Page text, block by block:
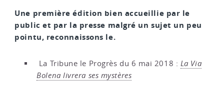
Une première édition bien accueillie par le
public et par la presse malgré un sujet un peu
pointu, reconnaissons le.
La Tribune le Progrès du 6 mai 2018 : La Via
Bolena livrera ses mystères